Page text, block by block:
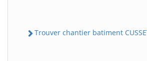
Trouver chantier batiment